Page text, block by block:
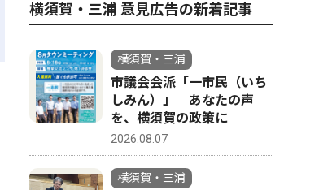
横須賀・三浦 意見広告の新着記事
横須賀・三浦
市議会会派「一市民（いち
しみん）」 あなたの声
を、横須賀の政策に
2026.08.07
横須賀・三浦